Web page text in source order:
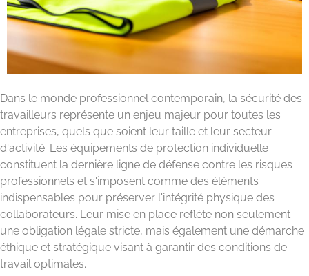
Dans le monde professionnel contemporain, la sécurité des
travailleurs représente un enjeu majeur pour toutes les
entreprises, quels que soient leur taille et leur secteur
d'activité. Les équipements de protection individuelle
constituent la dernière ligne de défense contre les risques
professionnels et s'imposent comme des éléments
indispensables pour préserver l'intégrité physique des
collaborateurs. Leur mise en place reflète non seulement
une obligation légale stricte, mais également une démarche
éthique et stratégique visant à garantir des conditions de
travail optimales.